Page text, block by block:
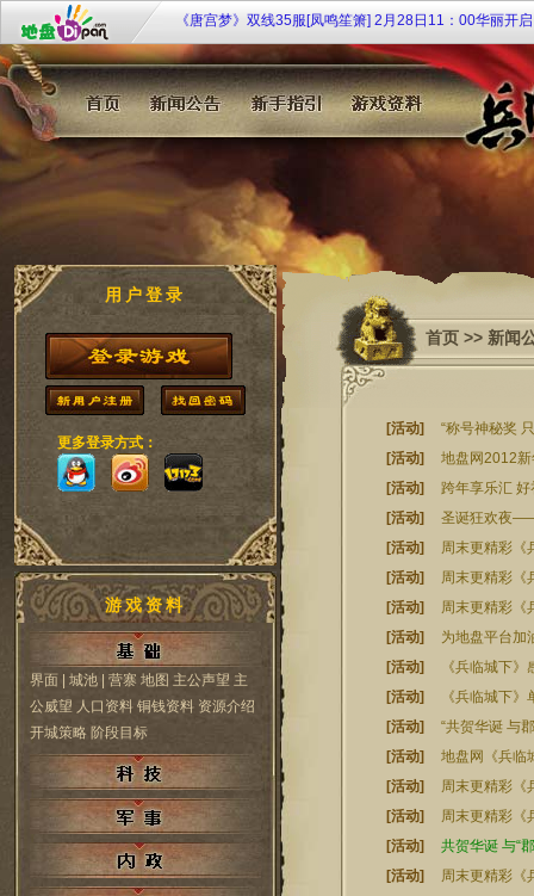
地盘网《兵临城下2》新服 sg·57【六出祁山】9月25日
戈待战
地盘网《宫廷计》最新服双线249区“芈月传奇”2月4日
开启！
《大侠传》特权商店限时开 欢乐扭蛋扭扭乐
《108将》群侠济世 聚义梁山
九凤临朝《凤凰决》双线51服7月20日10时倾世开启！
用户登录
更多登录方式：
游戏资料
界面 | 城池 | 营寨 地图 主公声望 主
公威望 人口资料 铜钱资料 资源介绍
开城策略 阶段目标
首页 >> 新闻
[活动]
“称号神秘奖
[活动]
地盘网2012
[活动]
跨年享乐汇
[活动]
圣诞狂欢夜
[活动]
周末更精彩《
[活动]
周末更精彩《
[活动]
周末更精彩《
[活动]
为地盘平台加
[活动]
《兵临城下
[活动]
《兵临城下
[活动]
“共贺华诞 与
[活动]
地盘网《兵临
[活动]
周末更精彩《
[活动]
周末更精彩《
[活动]
共贺华诞 与“
[活动]
周末更精彩《